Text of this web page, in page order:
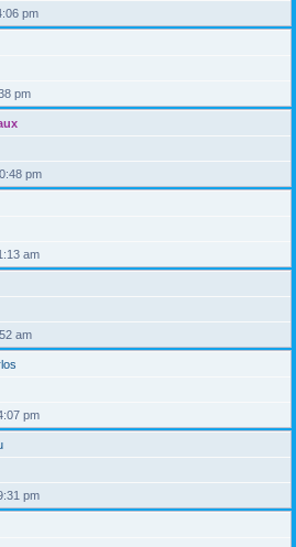
pm
pm
pm
am
am
pm
pm